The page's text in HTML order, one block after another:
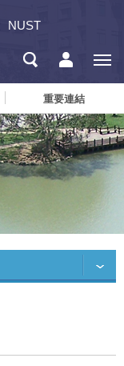
NUST
重要連結